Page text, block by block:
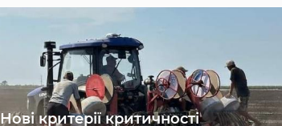
Нові критерії критичності